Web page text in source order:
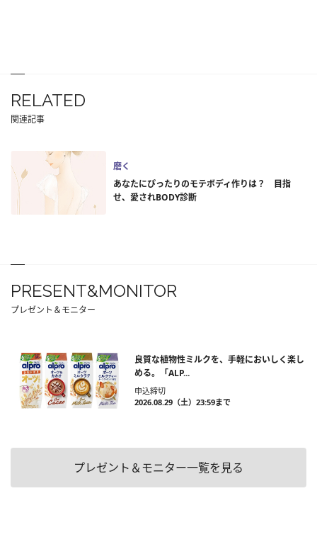
RELATED
関連記事
磨く
あなたにぴったりのモテボディ作りは？ 目指
せ、愛されBODY診断
PRESENT&MONITOR
プレゼント＆モニター
良質な植物性ミルクを、手軽においしく楽し
める。「ALP...
申込締切
2026.08.29（土）23:59まで
プレゼント＆モニター一覧を見る